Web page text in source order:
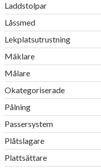
Laddstolpar
Låssmed
Lekplatsutrustning
Mäklare
Målare
Okategoriserade
Pålning
Passersystem
Plåtslagare
Plattsättare